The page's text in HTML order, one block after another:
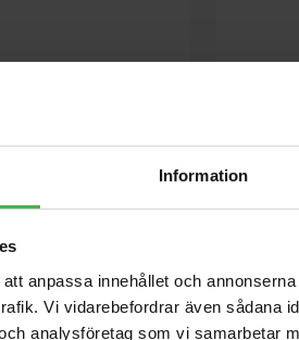
Information
anpassa innehållet och
Vi vidarebefordrar även sådana
analysföretag som vi samarbetar
Dam,